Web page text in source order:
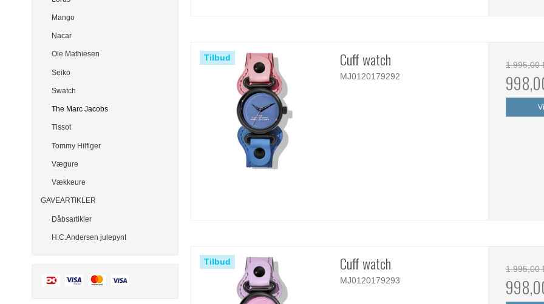
Mango
Nacar
Ole Mathiesen
Seiko
Swatch
The Marc Jacobs
Tissot
Tommy Hilfiger
Vægure
Vækkeure
GAVEARTIKLER
Dåbsartikler
H.C.Andersen julepynt
Tilbud Cuff watch
MJ0120179292
1.995,00
Tilbud Cuff watch
MJ0120179293
1.995,00